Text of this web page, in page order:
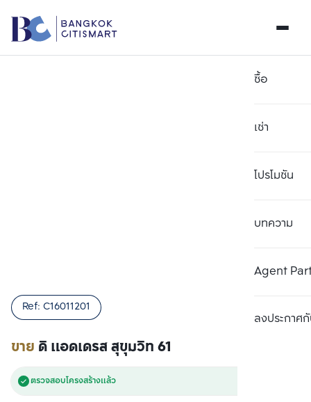
ซื้อ
เช่า
โปรโมชัน
บทความ
Agent
ลงประกาศกั
ขาย ดิ แอดเดรส สุขุมวิท 61
Ref: C16011201
ตรวจสอบโครงสร้างแล้ว